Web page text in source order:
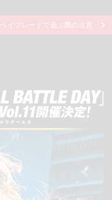
ベイブレードで遊ぶ際の注意